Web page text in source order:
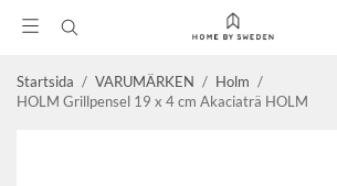
Startsida / VARUMÄRKEN / Holm /
HOLM Grillpensel 19 x 4 cm Akaciaträ HOLM